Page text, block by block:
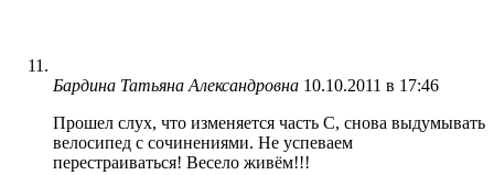
Бардина Татьяна Александровна 10.10.2011 в 17:46
Прошел слух, что изменяется часть С, снова выдумывать
велосипед с сочинениями. Не успеваем
перестраиваться! Весело живём!!!